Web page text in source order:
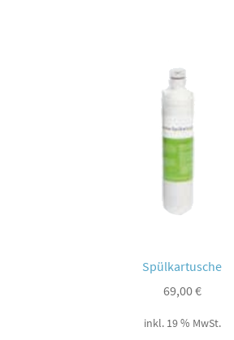
Spülkartusche
69,00€
inkl. 19 % MwSt.